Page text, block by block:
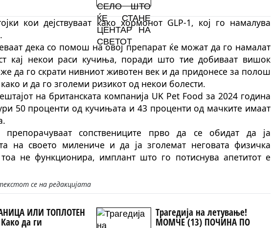
кои дејствуваат како хормонот GLP-1, кој го намалува
дека со помош на овој препарат ќе можат да го намалат
кај некои раси кучиња, поради што тие добиваат вишок
да го скрати нивниот животен век и да придонесе за полош
и да го зголеми ризикот од некои болести.
на британската компанија UK Pet Food за 2024 година
50 проценти од кучињата и 43 проценти од мачките имаат
препорачуваат сопствениците прво да се обидат да ја
на своето милениче и да ја зголемат неговата физичка
не функционира, имплант што го потиснува апетитот е
се на редакцијата
ИЛИ ТОПЛОТЕН
да ги
Трагедија на летување!
МОМЧЕ (13) ПОЧИНА ПО